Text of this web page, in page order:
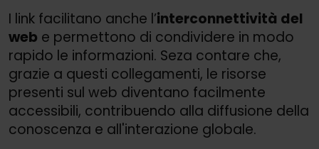
I link facilitano anche l’interconnettività del
web e permettono di condividere in modo
rapido le informazioni. Seza contare che,
grazie a questi collegamenti, le risorse
presenti sul web diventano facilmente
accessibili, contribuendo alla diffusione della
conoscenza e all'interazione globale.